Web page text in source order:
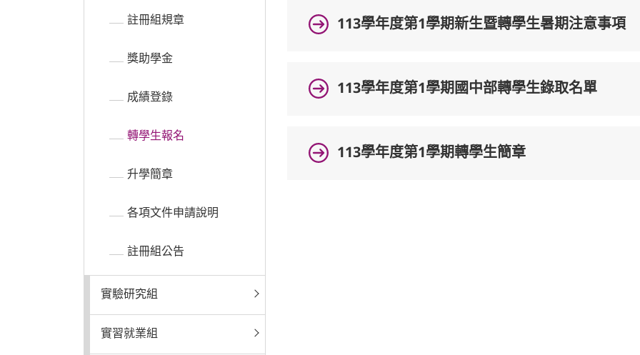
註冊組規章
獎助學金
成績登錄
轉學生報名
升學簡章
各項文件申請說明
註冊組公告
實驗研究組
實習就業組
113學年度第1學期新生暨轉學生暑期注意事項
113學年度第1學期國中部轉學生錄取名單
113學年度第1學期轉學生簡章